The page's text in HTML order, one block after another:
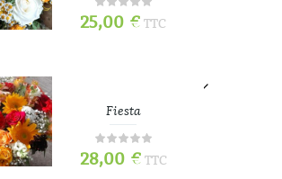
25,00 € TTC
Fiesta
28,00 € TTC